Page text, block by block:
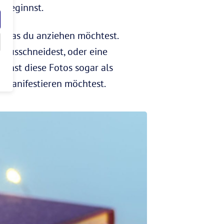
beginnst.
du anziehen möchtest.
oder eine
diese Fotos sogar als
manifestieren möchtest.